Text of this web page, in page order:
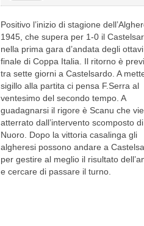
Positivo l’inizio di stagione
1945, che supera per 1-0 il
nella prima gara d’andata degli
finale di Coppa Italia. Il ritorno è
tra sette giorni a Castelsardo. A
sigillo alla partita ci pensa F.Serra al
ventesimo del secondo tempo. A
guadagnarsi il rigore è Scanu che
atterrato dall’intervento scomposto di
Nuoro. Dopo la vittoria casalinga gli
algheresi possono andare a
per gestire al meglio il risultato
e cercare di passare il turno.